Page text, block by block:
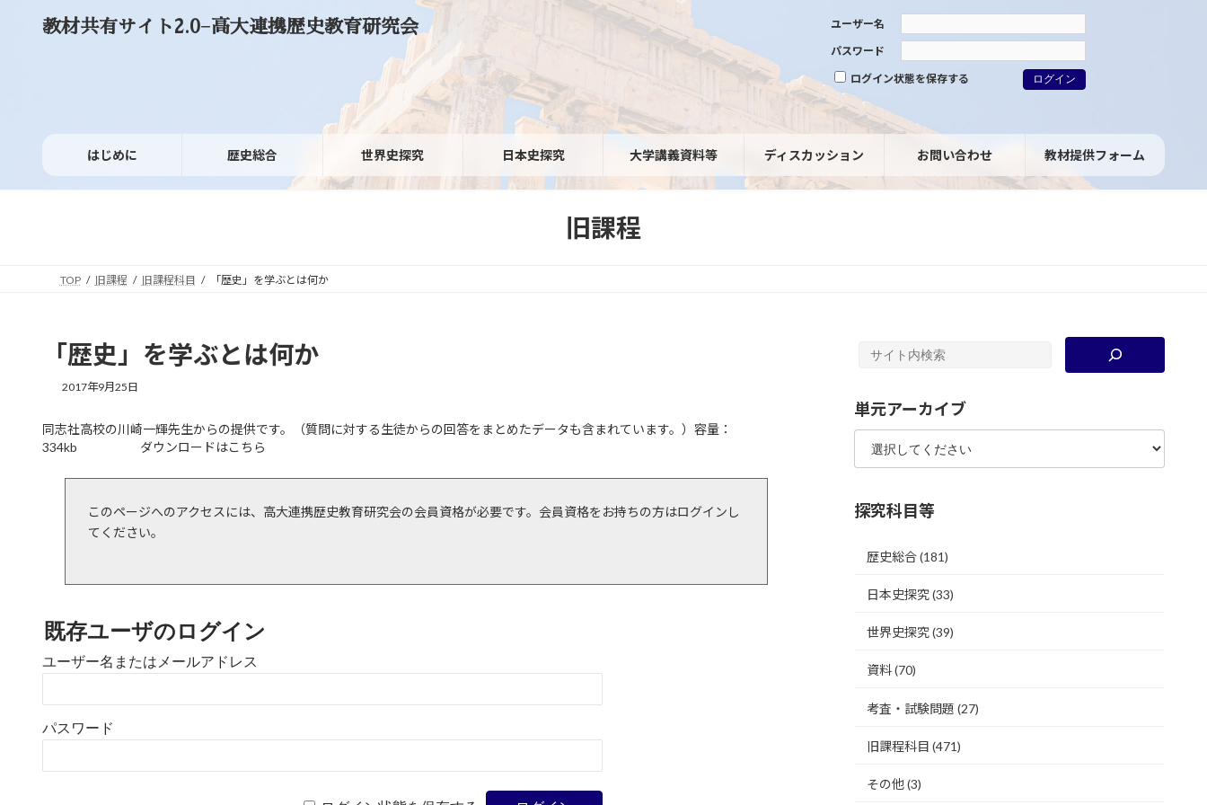
教材共有サイト2.0−高大連携歴史教育研究会
ユーザー名
パスワード
ログイン状態を保存する
はじめに 歴史総合 世界史探究 日本史探究 大学講義資料等 ディスカッション お問い合わせ 教材提供フォーム
旧課程
TOP 旧課程 旧課程科目 「歴史」を学ぶとは何か
「歴史」を学ぶとは何か
2017年9月25日
同志社高校の川崎一輝先生からの提供です。（質問に対する生徒からの回答をまとめたデータも含まれています。）容量：
334kb ダウンロードはこちら
このページへのアクセスには、高大連携歴史教育研究会の会員資格が必要です。会員資格をお持ちの方はログインし
てください。
既存ユーザのログイン
ユーザー名またはメールアドレス
パスワード
単元アーカイブ
探究科目等
歴史総合(181)
日本史探究(33)
世界史探究(39)
資料(70)
考査・試験問題 (27)
旧課程科目 (471)
その他(3)